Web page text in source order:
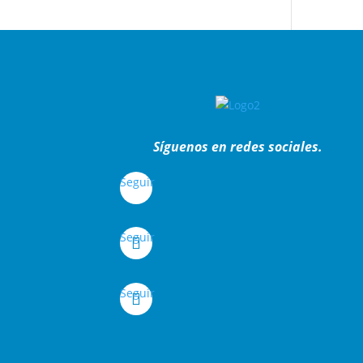
Síguenos en redes sociales.
Seguir
Seguir
Seguir